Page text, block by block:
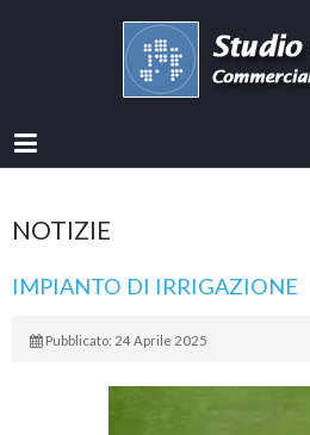
NOTIZIE
IMPIANTO DI IRRIGAZIONE
Pubblicato: 24 Aprile 2025